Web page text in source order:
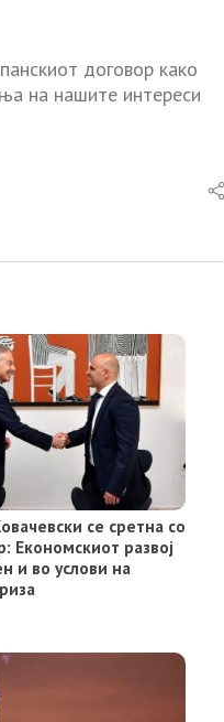
договор како
на нашите интереси
се сретна со
Економскиот развој
и во услови на